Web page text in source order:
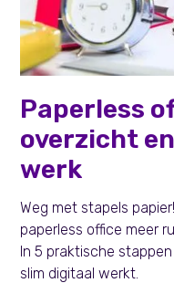
Persoonlijke
Paperless
overzicht
werk
Weg met stapels
paperless office meer
In 5 praktische
slim digitaal werkt.